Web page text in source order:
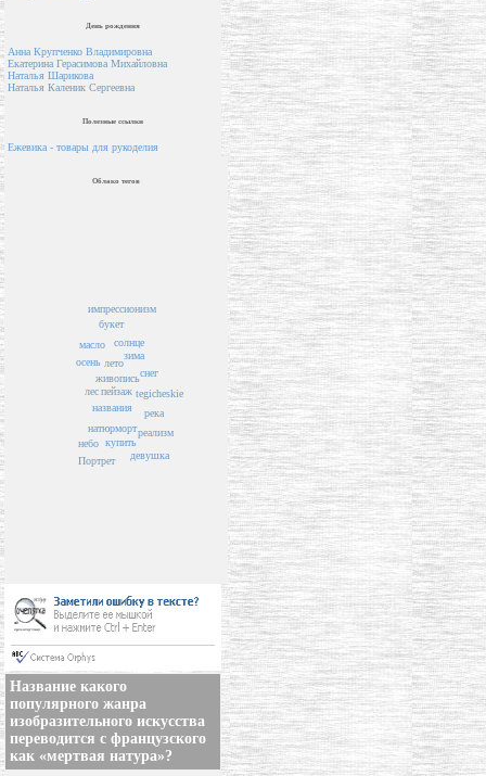
День рождения
Анна Крупченко Владимировна
Екатерина Герасимова Михайловна
Наталья Шарикова
Наталья Каленик Сергеевна
Полезные ссылки
Ежевика - товары для рукоделия
Облако тегов
пейзаж
названия
живопись
лето
натюрморт
купить
солнце
лес
зима
осень
букет
масло
река
снег
tegicheskie
реализм
небо
импрессионизм
Портрет
девушка
Название какого
популярного жанра
изобразительного искусства
переводится с французского
как «мертвая натура»?